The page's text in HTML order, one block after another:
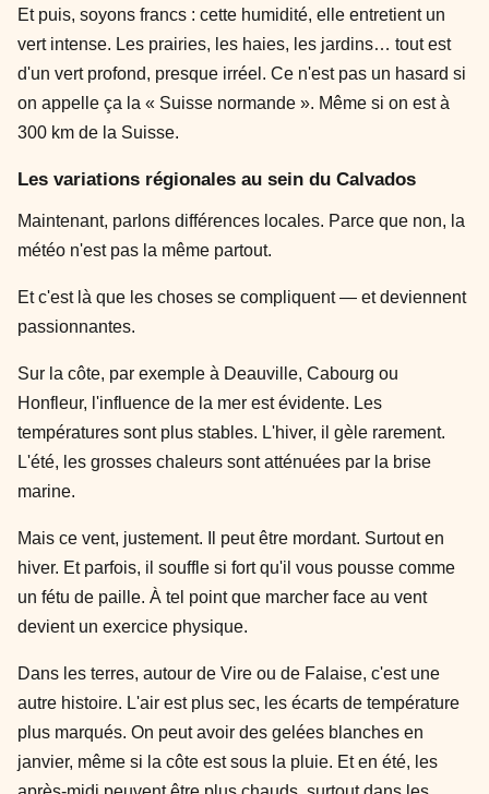
Et puis, soyons francs : cette humidité, elle entretient un
vert intense. Les prairies, les haies, les jardins… tout est
d'un vert profond, presque irréel. Ce n'est pas un hasard si
on appelle ça la « Suisse normande ». Même si on est à
300 km de la Suisse.
Les variations régionales au sein du Calvados
Maintenant, parlons différences locales. Parce que non, la
météo n'est pas la même partout.
Et c'est là que les choses se compliquent — et deviennent
passionnantes.
Sur la côte, par exemple à Deauville, Cabourg ou
Honfleur, l'influence de la mer est évidente. Les
températures sont plus stables. L'hiver, il gèle rarement.
L'été, les grosses chaleurs sont atténuées par la brise
marine.
Mais ce vent, justement. Il peut être mordant. Surtout en
hiver. Et parfois, il souffle si fort qu'il vous pousse comme
un fétu de paille. À tel point que marcher face au vent
devient un exercice physique.
Dans les terres, autour de Vire ou de Falaise, c'est une
autre histoire. L'air est plus sec, les écarts de température
plus marqués. On peut avoir des gelées blanches en
janvier, même si la côte est sous la pluie. Et en été, les